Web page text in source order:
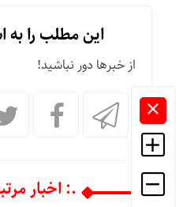
این مطلب را به
از خبرها دور نباشید!
.: اخبار